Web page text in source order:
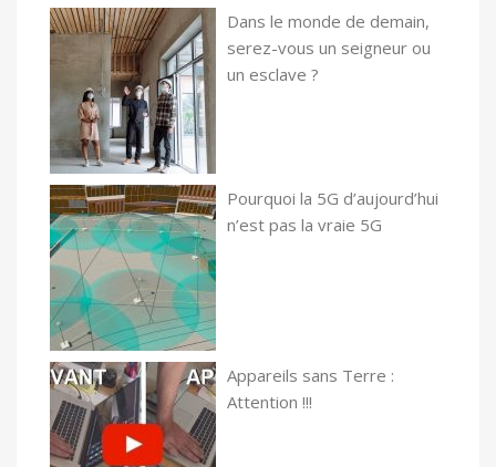
Dans le monde de demain,
serez-vous un seigneur ou
un esclave ?
Pourquoi la 5G d’aujourd’hui
n’est pas la vraie 5G
Appareils sans Terre :
Attention !!!